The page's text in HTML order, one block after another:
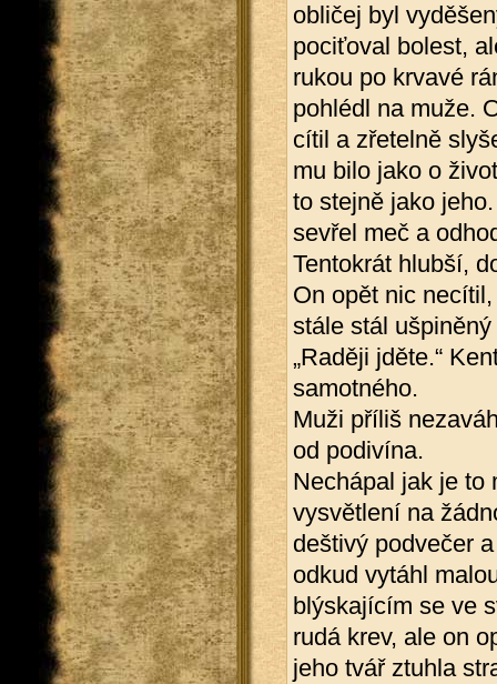
obličej byl
pociťoval bolest,
rukou po krvavé
pohlédl na muže.
cítil a zřetelně
mu bilo jako o
to stejně jako
sevřel meč a
Tentokrát hlubší,
On opět nic
stále stál
„Raději jděte.“
samotného.
Muži příliš
od podivína.
Nechápal jak je to
vysvětlení na
deštivý podvečer
odkud vytáhl
blýskajícím se ve
rudá krev, ale on
jeho tvář ztuhla